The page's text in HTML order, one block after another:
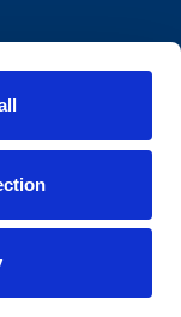
nr. 44,
A si